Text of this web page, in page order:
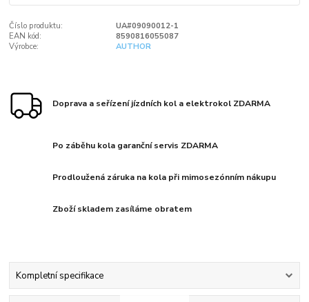
Číslo produktu:
UA#09090012-1
EAN kód:
8590816055087
Výrobce:
AUTHOR
Doprava a seřízení jízdních kol a elektrokol ZDARMA
Po záběhu kola garanční servis ZDARMA
Prodloužená záruka na kola při mimosezónním nákupu
Zboží skladem zasíláme obratem
Kompletní specifikace